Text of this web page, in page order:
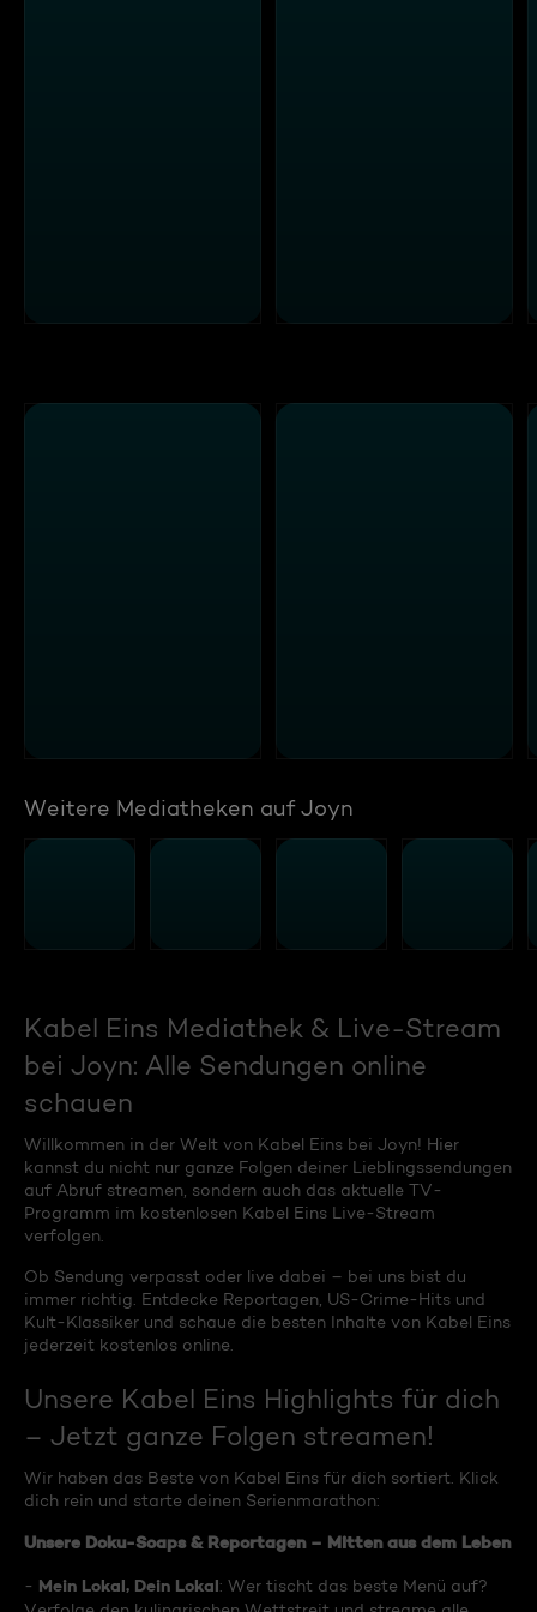
Weitere Mediatheken auf Joyn
Kabel Eins Mediathek & Live-Stream
bei Joyn: Alle Sendungen online
schauen
Willkommen in der Welt von Kabel Eins bei Joyn! Hier
kannst du nicht nur ganze Folgen deiner Lieblingssendungen
auf Abruf streamen, sondern auch das aktuelle TV-
Programm im kostenlosen Kabel Eins Live-Stream
verfolgen.
Ob Sendung verpasst oder live dabei – bei uns bist du
immer richtig. Entdecke Reportagen, US-Crime-Hits und
Kult-Klassiker und schaue die besten Inhalte von Kabel Eins
jederzeit kostenlos online.
Unsere Kabel Eins Highlights für dich
– Jetzt ganze Folgen streamen!
Wir haben das Beste von Kabel Eins für dich sortiert. Klick
dich rein und starte deinen Serienmarathon:
Unsere Doku-Soaps & Reportagen – Mitten aus dem Leben
- Mein Lokal, Dein Lokal: Wer tischt das beste Menü auf?